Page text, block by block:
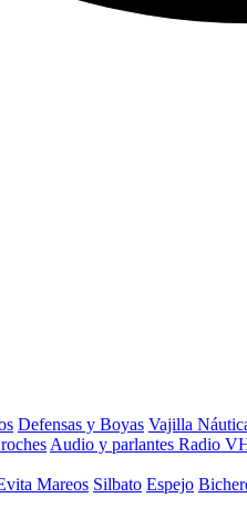
Defensas y Boyas Vajilla
Audio y parlantes Radio
Mareos Silbato Espejo